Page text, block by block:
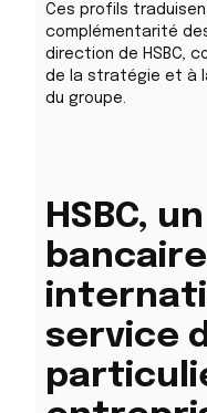
Ces profils
complémentarité
direction de HSBC,
de la stratégie et à
du groupe.
HSBC,
bancaire
service